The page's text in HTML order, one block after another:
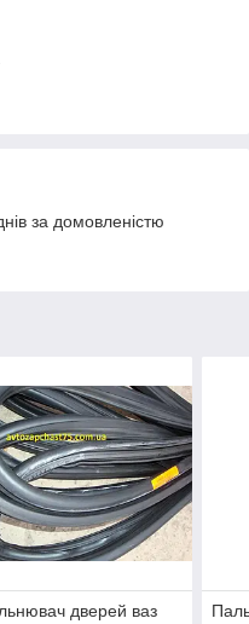
за домовленістю
дверей ваз